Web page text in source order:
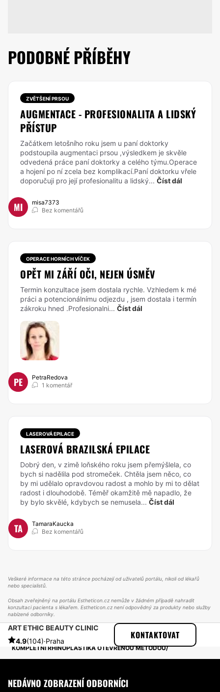
PODOBNÉ PŘÍBĚHY
ZVĚTŠENÍ PRSOU
AUGMENTACE - PROFESIONALITA A LIDSKÝ
PŘÍSTUP
Začátkem letošního roku jsem u paní doktorky
podstoupila augmentaci prsou ,výsledkem je skvěle
odvedená práce paní doktorky a celého týmu.Operace
a hojení po ní zcela bez komplikací.Paní doktorku vřele
doporučuji pro její profesionalitu a lidský... Číst dál
MI
misa7373
Bez komentářů
OPERACE HORNÍCH VÍČEK
OPĚT MI ZÁŘÍ OČI, NEJEN ÚSMĚV
Termin konzultace jsem dostala rychle. Vzhledem k mé
práci a potencionálnímu odjezdu , jsem dostala i termín
zákroku hned .Profesionalni... Číst dál
PE
PetraRedova
1 komentář
LASEROVÁ EPILACE
LASEROVÁ BRAZILSKÁ EPILACE
Dobrý den, v zimě loňského roku jsem přemýšlela, co
bych si nadělila pod stromeček. Chtěla jsem něco, co
by mi udělalo opravdovou radost a mohlo by mi to dělat
radost i dlouhodobě. Téměř okamžitě mě napadlo, že
by bylo skvělé, kdybych se nemusela... Číst dál
TA
TamaraKaucka
Bez komentářů
Veškeré informace na této stránce pocházejí od uživatelů portálu, nikoli od lékařů
nebo specialistů.
Obsah zveřejněný na portálu Estheticon.cz nemůže v žádném případě nahradit
konzultaci pacienta s lékařem. Estheticon.cz není odpovědný za produkty nebo služby
nabízené odborníky.
ART ETHIC BEAUTY CLINIC
4.9(104)·Praha
KONTAKTOVAT
ESTHETICON
PŘÍBĚHY
PŘÍBĚHY TÝKAJÍCÍ SE ZÁKROKU RHINOPLASTIKA
KOMPLETNÍ RHINOPLASTIKA OTEVŘENOU METODOU
NEDÁVNO ZOBRAZENÍ ODBORNÍCI